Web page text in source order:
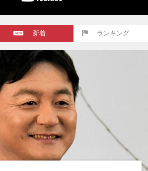
新着 ランキング